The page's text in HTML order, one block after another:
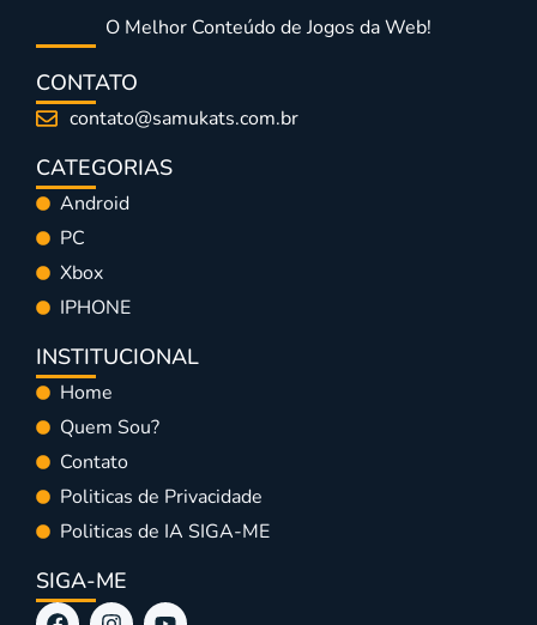
O Melhor Conteúdo de Jogos da Web!
CONTATO
contato@samukats.com.br
CATEGORIAS
Android
PC
Xbox
IPHONE
INSTITUCIONAL
Home
Quem Sou?
Contato
Politicas de Privacidade
Politicas de IA SIGA-ME
SIGA-ME